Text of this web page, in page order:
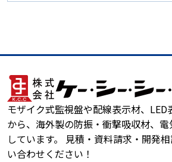
モザイク式監視盤や配線表示材、
から、海外製の防振・衝撃吸収材、
しています。 見積・資料請求・開発
い合わせください！